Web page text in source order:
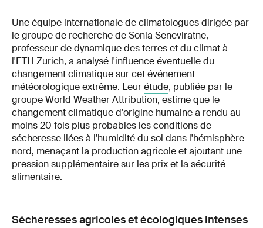
Une équipe internationale de climatologues dirigée par
le groupe de recherche de Sonia Seneviratne,
professeur de dynamique des terres et du climat à
l'ETH Zurich, a analysé l'influence éventuelle du
changement climatique sur cet événement
météorologique extrême. Leurétude, publiée par le
groupe World Weather Attribution, estime que le
changement climatique d'origine humaine a rendu au
moins 20 fois plus probables les conditions de
sécheresse liées à l'humidité du sol dans l'hémisphère
nord, menaçant la production agricole et ajoutant une
pression supplémentaire sur les prix et la sécurité
alimentaire.
Sécheresses agricoles et écologiques intenses